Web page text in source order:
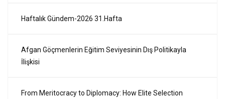
Haftalık Gündem-2026 31.Hafta
Afgan Göçmenlerin Eğitim Seviyesinin Dış Politikayla
İlişkisi
From Meritocracy to Diplomacy: How Elite Selection